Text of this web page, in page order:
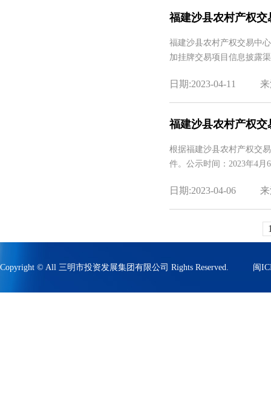
福建沙县农村产权
福建沙县农村产权交易中
加挂牌交易项目信息披露
日期:2023-04-11
福建沙县农村产权
根据福建沙县农村产权交
件。公示时间：2023年4月
日期:2023-04-06
Copyright © All 三明市投资发展集团有限公司 Rights Reserved. 闽